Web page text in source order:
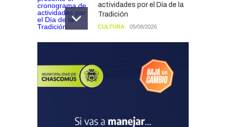
actividades por el Día de la
Tradición
CULTURA 05/08/2026
fue recibido por Javier
Gastón tras su
convocatoria a la Selección
Argentina Juvenil de